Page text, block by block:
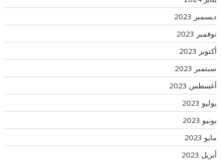
ديسمبر 2023
نوفمبر 2023
أكتوبر 2023
سبتمبر 2023
أغسطس 2023
يوليو 2023
يونيو 2023
مايو 2023
أبريل 2023